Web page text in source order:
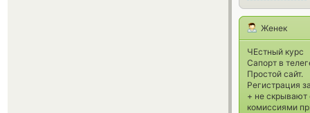
Женек
ЧЕстный курс
Сапорт в
Простой сайт.
Регистрация
+ не скрывают
комиссиями